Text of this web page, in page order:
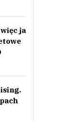
on the site
ja